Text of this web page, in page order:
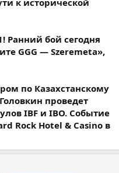
Ранний бой сегодня
GGG — Szeremeta»,
по Казахстанскому
проведет
IBF и IBO. Событие
Rock Hotel & Casino в